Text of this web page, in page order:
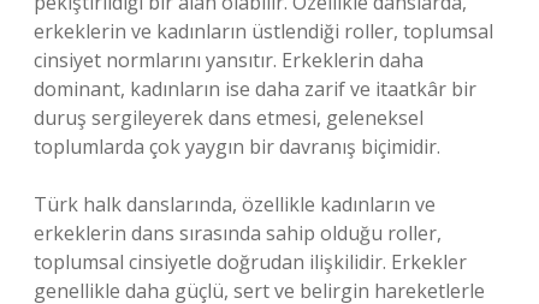
erkeklerin ve kadınların üstlendiği roller, toplumsal
cinsiyet normlarını yansıtır. Erkeklerin daha
dominant, kadınların ise daha zarif ve itaatkâr bir
duruş sergileyerek dans etmesi, geleneksel
toplumlarda çok yaygın bir davranış biçimidir.
Türk halk danslarında, özellikle kadınların ve
erkeklerin dans sırasında sahip olduğu roller,
toplumsal cinsiyetle doğrudan ilişkilidir. Erkekler
genellikle daha güçlü, sert ve belirgin hareketlerle